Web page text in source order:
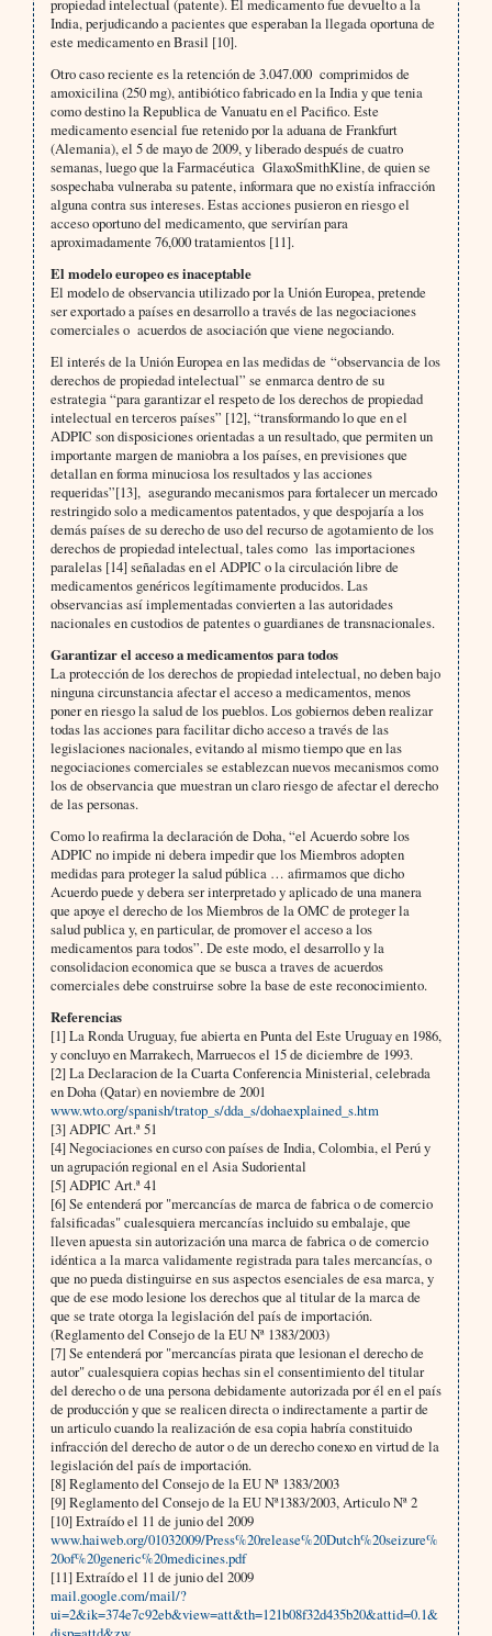
propiedad intelectual (patente). El medicamento fue devuelto a la
India, perjudicando a pacientes que esperaban la llegada oportuna de
este medicamento en Brasil [10].
Otro caso reciente es la retención de 3.047.000 comprimidos de
amoxicilina (250 mg), antibiótico fabricado en la India y que tenia
como destino la Republica de Vanuatu en el Pacifico. Este
medicamento esencial fue retenido por la aduana de Frankfurt
(Alemania), el 5 de mayo de 2009, y liberado después de cuatro
semanas, luego que la Farmacéutica GlaxoSmithKline, de quien se
sospechaba vulneraba su patente, informara que no existía infracción
alguna contra sus intereses. Estas acciones pusieron en riesgo el
acceso oportuno del medicamento, que servirían para
aproximadamente 76,000 tratamientos [11].
El modelo europeo es inaceptable
El modelo de observancia utilizado por la Unión Europea, pretende
ser exportado a países en desarrollo a través de las negociaciones
comerciales o acuerdos de asociación que viene negociando.
El interés de la Unión Europea en las medidas de “observancia de los
derechos de propiedad intelectual” se enmarca dentro de su
estrategia “para garantizar el respeto de los derechos de propiedad
intelectual en terceros países” [12], “transformando lo que en el
ADPIC son disposiciones orientadas a un resultado, que permiten un
importante margen de maniobra a los países, en previsiones que
detallan en forma minuciosa los resultados y las acciones
requeridas”[13], asegurando mecanismos para fortalecer un mercado
restringido solo a medicamentos patentados, y que despojaría a los
demás países de su derecho de uso del recurso de agotamiento de los
derechos de propiedad intelectual, tales como las importaciones
paralelas [14] señaladas en el ADPIC o la circulación libre de
medicamentos genéricos legítimamente producidos. Las
observancias así implementadas convierten a las autoridades
nacionales en custodios de patentes o guardianes de transnacionales.
Garantizar el acceso a medicamentos para todos
La protección de los derechos de propiedad intelectual, no deben bajo
ninguna circunstancia afectar el acceso a medicamentos, menos
poner en riesgo la salud de los pueblos. Los gobiernos deben realizar
todas las acciones para facilitar dicho acceso a través de las
legislaciones nacionales, evitando al mismo tiempo que en las
negociaciones comerciales se establezcan nuevos mecanismos como
los de observancia que muestran un claro riesgo de afectar el derecho
de las personas.
Como lo reafirma la declaración de Doha, “el Acuerdo sobre los
ADPIC no impide ni debera impedir que los Miembros adopten
medidas para proteger la salud pública … afirmamos que dicho
Acuerdo puede y debera ser interpretado y aplicado de una manera
que apoye el derecho de los Miembros de la OMC de proteger la
salud publica y, en particular, de promover el acceso a los
medicamentos para todos”. De este modo, el desarrollo y la
consolidacion economica que se busca a traves de acuerdos
comerciales debe construirse sobre la base de este reconocimiento.
Referencias
[1] La Ronda Uruguay, fue abierta en Punta del Este Uruguay en 1986,
y concluyo en Marrakech, Marruecos el 15 de diciembre de 1993.
[2] La Declaracion de la Cuarta Conferencia Ministerial, celebrada
en Doha (Qatar) en noviembre de 2001
www.wto.org/spanish/tratop_s/dda_s/dohaexplained_s.htm
[3] ADPIC Art.ª 51
[4] Negociaciones en curso con países de India, Colombia, el Perú y
un agrupación regional en el Asia Sudoriental
[5] ADPIC Art.ª 41
[6] Se entenderá por "mercancías de marca de fabrica o de comercio
falsificadas" cualesquiera mercancías incluido su embalaje, que
lleven apuesta sin autorización una marca de fabrica o de comercio
idéntica a la marca validamente registrada para tales mercancías, o
que no pueda distinguirse en sus aspectos esenciales de esa marca, y
que de ese modo lesione los derechos que al titular de la marca de
que se trate otorga la legislación del país de importación.
(Reglamento del Consejo de la EU Nª 1383/2003)
[7] Se entenderá por "mercancías pirata que lesionan el derecho de
autor" cualesquiera copias hechas sin el consentimiento del titular
del derecho o de una persona debidamente autorizada por él en el país
de producción y que se realicen directa o indirectamente a partir de
un articulo cuando la realización de esa copia habría constituido
infracción del derecho de autor o de un derecho conexo en virtud de la
legislación del país de importación.
[8] Reglamento del Consejo de la EU Nª 1383/2003
[9] Reglamento del Consejo de la EU Nª1383/2003, Articulo Nª 2
[10] Extraído el 11 de junio del 2009
www.haiweb.org/01032009/Press%20release%20Dutch%20seizure%
20of%20generic%20medicines.pdf
[11] Extraído el 11 de junio del 2009
mail.google.com/mail/?
ui=2&ik=374e7c92eb&view=att&th=121b08f32d435b20&attid=0.1&